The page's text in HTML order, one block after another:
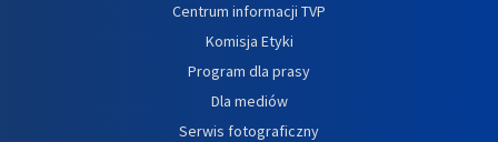
Centrum informacji TVP
Komisja Etyki
Program dla prasy
Dla mediów
Serwis fotograficzny